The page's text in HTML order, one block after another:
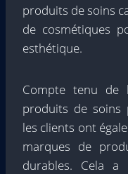
produits de soins
de cosmétiques
esthétique.
Compte tenu de
produits de soins
les clients ont
marques de
durables. Cela a